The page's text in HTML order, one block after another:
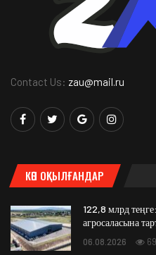
Contact Us: zau@mail.ru
КӨП ОҚЫЛҒАНДАР
122,8 млрд
агросаласына
06.08.2026 69